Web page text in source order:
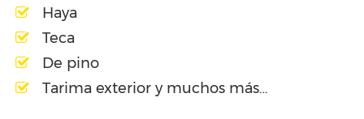
Haya
Teca
De pino
Tarima exterior y muchos más…